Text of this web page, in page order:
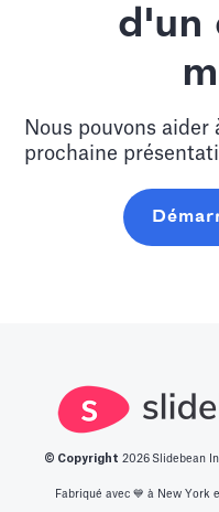
d'un
Nous pouvons aider
prochaine
© Copyright 2026 Slidebean
Fabriqué avec 💙️ à New York